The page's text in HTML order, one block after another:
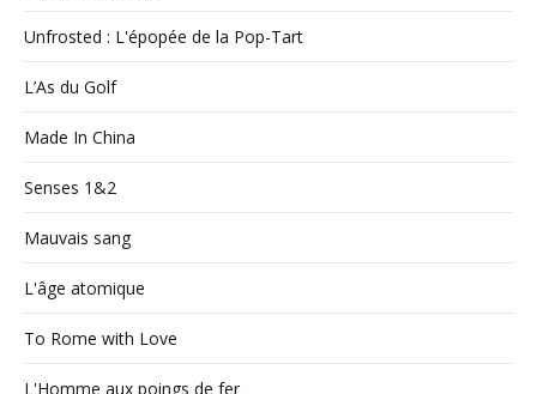
Unfrosted : L'épopée de la Pop-Tart
L’As du Golf
Made In China
Senses 1&2
Mauvais sang
L'âge atomique
To Rome with Love
L'Homme aux poings de fer